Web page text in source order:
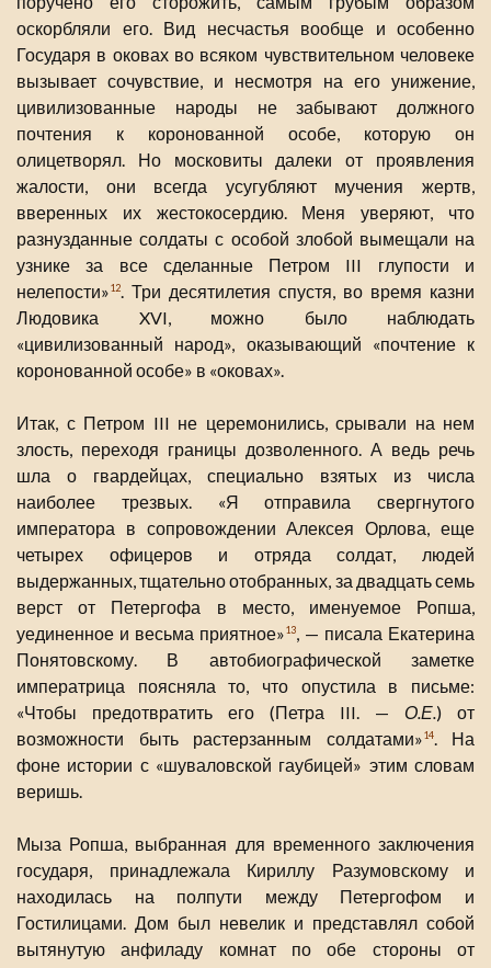
оскорбляли его. Вид несчастья вообще и особенно
Государя в оковах во всяком чувствительном человеке
вызывает сочувствие, и несмотря на его унижение,
цивилизованные народы не забывают должного
почтения к коронованной особе, которую он
олицетворял. Но московиты далеки от проявления
жалости, они всегда усугубляют мучения жертв,
вверенных их жестокосердию. Меня уверяют, что
разнузданные солдаты с особой злобой вымещали на
узнике за все сделанные Петром III глупости и
нелепости»12. Три десятилетия спустя, во время казни
Людовика XVI, можно было наблюдать
«цивилизованный народ», оказывающий «почтение к
коронованной особе» в «оковах».
Итак, с Петром III не церемонились, срывали на нем
злость, переходя границы дозволенного. А ведь речь
шла о гвардейцах, специально взятых из числа
наиболее трезвых. «Я отправила свергнутого
императора в сопровождении Алексея Орлова, еще
четырех офицеров и отряда солдат, людей
выдержанных, тщательно отобранных, за двадцать семь
верст от Петергофа в место, именуемое Ропша,
уединенное и весьма приятное»13, — писала Екатерина
Понятовскому. В автобиографической заметке
императрица поясняла то, что опустила в письме:
«Чтобы предотвратить его (Петра III. — О.Е.) от
возможности быть растерзанным солдатами»14. На
фоне истории с «шуваловской гаубицей» этим словам
веришь.
Мыза Ропша, выбранная для временного заключения
государя, принадлежала Кириллу Разумовскому и
находилась на полпути между Петергофом и
Гостилицами. Дом был невелик и представлял собой
вытянутую анфиладу комнат по обе стороны от